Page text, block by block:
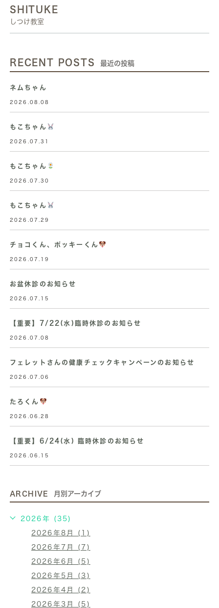
SHITUKE
しつけ教室
RECENT POSTS 最近の投稿
ネムちゃん
2026.08.08
もこちゃん
2026.07.31
もこちゃん
2026.07.30
もこちゃん
2026.07.29
チョコくん、ポッキーくん
2026.07.19
お盆休診のお知らせ
2026.07.15
【重要】7/22(水)臨時休診のお知らせ
2026.07.08
フェレットさんの健康チェックキャンペーンのお知らせ
2026.07.06
たろくん
2026.06.28
【重要】6/24(水) 臨時休診のお知らせ
2026.06.15
ARCHIVE 月別アーカイブ
2026年 (35)
2026年8月 (1)
2026年7月 (7)
2026年6月 (5)
2026年5月 (3)
2026年4月 (2)
2026年3月 (5)